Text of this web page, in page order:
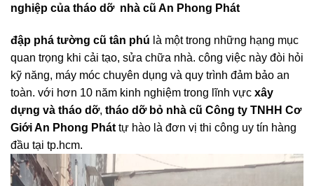
nghiệp của tháo dỡ nhà cũ An Phong Phát
đập phá tường cũ tân phú là một trong những hạng mục
quan trọng khi cải tạo, sửa chữa nhà. công việc này đòi hỏi
kỹ năng, máy móc chuyên dụng và quy trình đảm bảo an
toàn. với hơn 10 năm kinh nghiệm trong lĩnh vực xây
dựng và tháo dỡ, tháo dỡ bỏ nhà cũ Công ty TNHH Cơ
Giới An Phong Phát tự hào là đơn vị thi công uy tín hàng
đầu tại tp.hcm.